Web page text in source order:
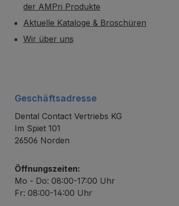
der AMPri Produkte
Aktuelle Kataloge & Broschüren
Wir über uns
Geschäftsadresse
Dental Contact Vertriebs KG
Im Spiet 101
26506 Norden
Öffnungszeiten:
Mo - Do: 08:00-17:00 Uhr
Fr: 08:00-14:00 Uhr